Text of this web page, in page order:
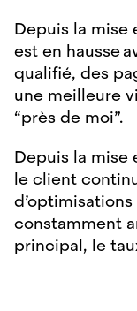
Depuis la mise
est en hausse
qualifié, des
une meilleure
“près de moi”.
Depuis la mise
le client
constamment
principal, le